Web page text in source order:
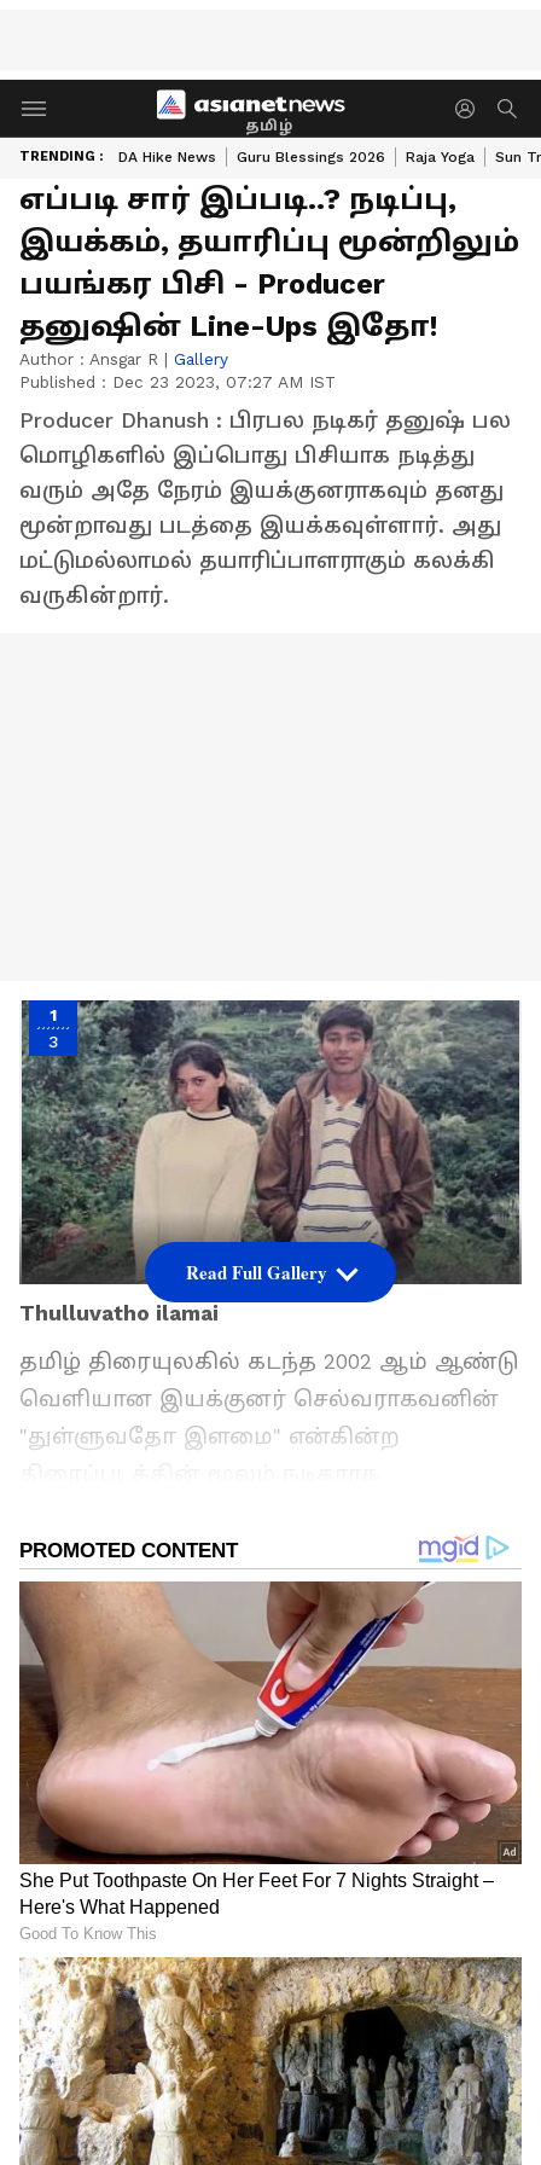
தமிழ்
TRENDING : DA Hike News Guru Blessings 2026 Raja Yoga Sun
எப்படி சார் இப்படி..? நடிப்பு,
இயக்கம், தயாரிப்பு மூன்றிலும்
பயங்கர பிசி - Producer
தனுஷின் Line-Ups இதோ!
Author : Ansgar R | Gallery
Published : Dec 23 2023, 07:27 AM IST
Producer Dhanush : பிரபல நடிகர் தனுஷ் பல
மொழிகளில் இப்பொது பிசியாக நடித்து
வரும் அதே நேரம் இயக்குனராகவும் தனது
மூன்றாவது படத்தை இயக்கவுள்ளார். அது
மட்டுமல்லாமல் தயாரிப்பாளராகும் கலக்கி
வருகின்றார்.
1
3
Thulluvatho ilamai
தமிழ் திரையுலகில் கடந்த 2002 ஆம் ஆண்டு
வெளியான இயக்குனர் செல்வராகவனின்
"துள்ளுவதோ இளமை" என்கின்ற
ஆண்டுகளில் அவருடைய வளர்ச்சி என்பது
மிகப்பெரிய அளவில் உள்ளது என்றால் அது
மிகையல்ல. இந்நிலையில் கடந்த 2017 ஆம்
ஆண்டு வெளியான பா பாண்டி என்கின்ற
திரைப்படத்தின் மூலம் இயக்குனராகவும்,
கதாசிரியராகவும் அவர் திரையுலகில் களம்
இறங்கினார்.
இந்த மனசு தான் சார் கடவுள்! உடைந்த
கையில் ஏற்பட்ட வலி.. மக்கள் தான்
முக்கியம் உதவ ஓடி வந்த நடிகர் விஜய்
விஷ்வா
ஏசியாநெட் தமிழ்-ஐ உங்கள் முதன்மைத்
தேர்வாக்குங்கள்
Read Full Gallery